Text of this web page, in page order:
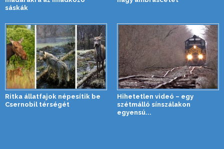
sáskák
Ritka állatfajok népesítik be
Csernobil térségét
Hihetetlen videó – egy
szétmálló sínszálakon
egyensú...